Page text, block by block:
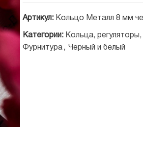
Артикул: Кольцо Металл 8 мм
Категории: Кольца,
Фурнитура , Черный и белый